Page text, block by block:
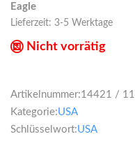
Eagle
Lieferzeit: 3-5 Werktage
Nicht vorrätig
Artikelnummer:14421 /
Kategorie:USA
Schlüsselwort:USA